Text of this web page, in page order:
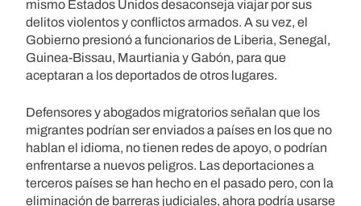
mismo Estados Unidos desaconseja viajar por sus
delitos violentos y conflictos armados. A su vez, el
Gobierno presionó a funcionarios de Liberia, Senegal,
Guinea-Bissau, Maurtiania y Gabón, para que
aceptaran a los deportados de otros lugares.
Defensores y abogados migratorios señalan que los
migrantes podrían ser enviados a países en los que no
hablan el idioma, no tienen redes de apoyo, o podrían
enfrentarse a nuevos peligros. Las deportaciones a
terceros países se han hecho en el pasado pero, con la
eliminación de barreras judiciales, ahora podría usarse